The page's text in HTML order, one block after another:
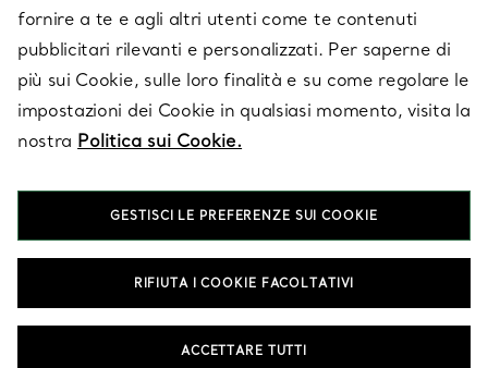
LEGALE
SEGUICI
T&Co. 2026
fornire a te e agli altri utenti come te contenuti
pubblicitari rilevanti e personalizzati. Per saperne di
più sui Cookie, sulle loro finalità e su come regolare le
impostazioni dei Cookie in qualsiasi momento, visita la
nostra Politica sui Cookie.
GESTISCI LE PREFERENZE SUI COOKIE
RIFIUTA I COOKIE FACOLTATIVI
ACCETTARE TUTTI